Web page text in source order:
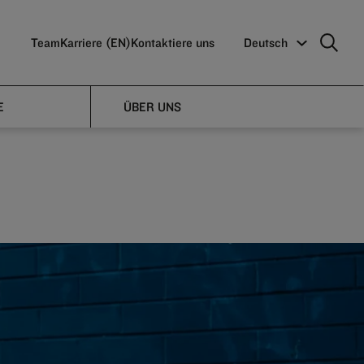
TeamKarriere (EN)Kontaktiere uns Deutsch
ÜBER UNS